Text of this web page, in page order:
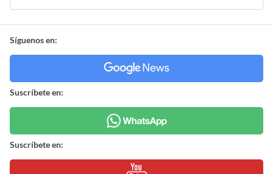
Síguenos en:
Suscríbete en:
Suscríbete en: